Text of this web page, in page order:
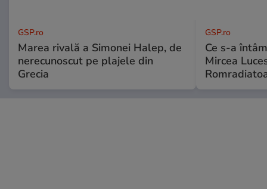
GSP.ro
Marea rivală a Simonei Halep, de
nerecunoscut pe plajele din
Grecia
GSP.ro
Ce s-a
Mircea